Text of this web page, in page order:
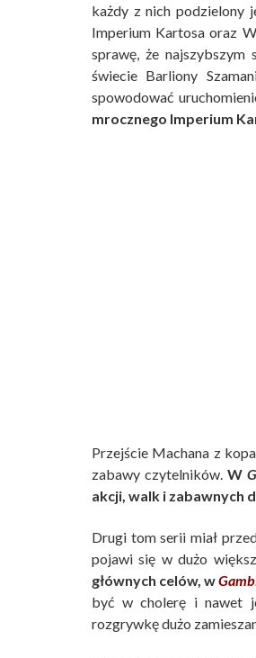
każdy z nich podzielony
Imperium Kartosa oraz
sprawę, że najszybszym
świecie Barliony
spowodować
mrocznego Imperium
Przejście Machana z
zabawy czytelników. W
akcji, walk i zabawnych
Drugi tom serii miał
pojawi się w dużo
głównych celów, w
być w cholerę i nawet
rozgrywkę dużo